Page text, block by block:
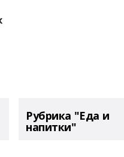
Рубрика "Еда и
напитки"